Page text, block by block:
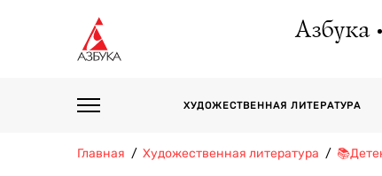
Азбука
ХУДОЖЕСТВЕННАЯ ЛИТЕРАТУРА
Главная Художественная литература